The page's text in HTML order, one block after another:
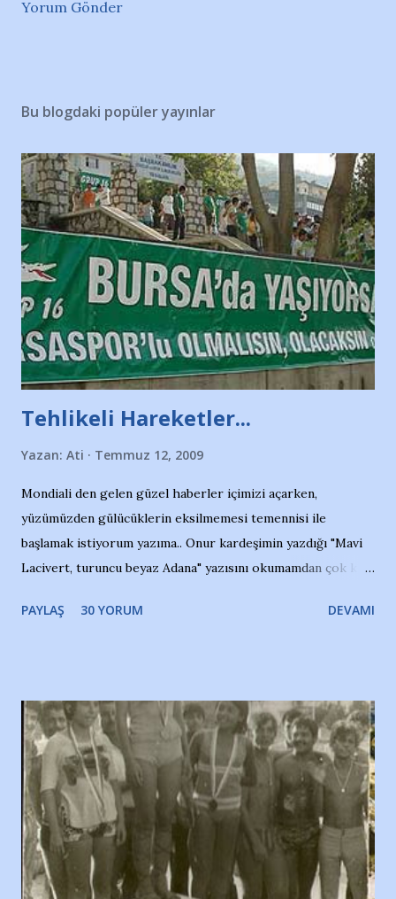
Yorum Gönder
Bu blogdaki popüler yayınlar
Tehlikeli Hareketler...
Yazan: Ati Temmuz 12, 2009
Mondiali den gelen güzel haberler içimizi açarken,
yüzümüzden gülücüklerin eksilmemesi temennisi ile
başlamak istiyorum yazıma.. Onur kardeşimin yazdığı "Mavi
Lacivert, turuncu beyaz Adana" yazısını okumamdan çok kısa
irkildim.. "Bursasporlu taraftarlar, İstanbul takımlarının
ve ürünlerini Bursa şehrinde görmek istemediklerini bir
protesto eylemiyle açıkladıklarını bildiriyordu.. Bu grup
adına açıklama yapan şahsı muhterem(!) ''Açık ve net olarak
söylüyoruz. Bu son uyarımızdır. Bunun yanısıra, bu takımlara
ait tanıtıcı ilanların asılmasına izin veren Bursa Büyükşehir
Belediyesi ile mağazaların bulunduğu alışveriş merkezlerini
de kınıyoruz'' diye de eklemiş .. Blogumuzda okuduğum bu
yazının hemen ardından bu habe...
PAYLAŞ 30 YORUM DEVAMI